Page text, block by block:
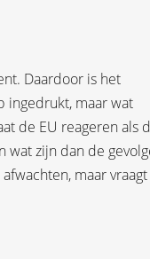
Daardoor is het
ingedrukt, maar wat
de EU reageren als
wat zijn dan de
maar